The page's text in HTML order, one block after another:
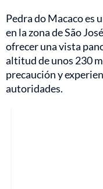
Pedra do Macaco
en la zona de São
ofrecer una vista
altitud de unos 230
precaución y
autoridades.